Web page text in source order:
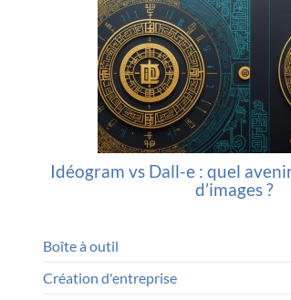
Idéogram vs Dall-e : quel
d’images ?
Boîte à outil
Création d'entreprise